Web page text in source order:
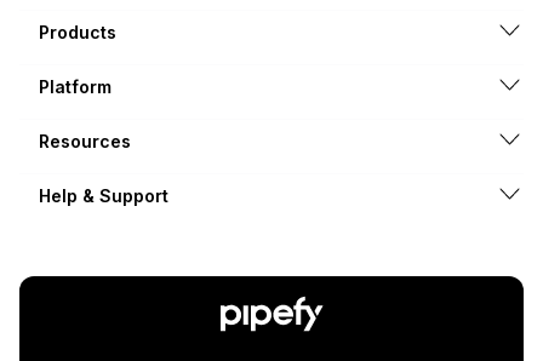
Products
Platform
Resources
Help & Support